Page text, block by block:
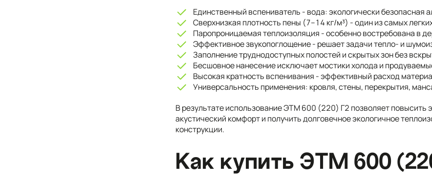
Единственный вспениватель - вода: экологически
Сверхнизкая плотность пены (7–14 кг/м³) - один из самых
Паропроницаемая теплоизоляция - особенно востребована в
Эффективное звукопоглощение - решает задачи тепло- и
Заполнение труднодоступных полостей и скрытых зон без
Бесшовное нанесение исключает мостики холода и
Высокая кратность вспенивания - эффективный расход
Универсальность применения: кровля, стены, перекрытия,
В результате использование ЭТМ 600 (220) Г2 позволяет повысить
акустический комфорт и получить долговечное экологичное
конструкции.
Как купить ЭТМ 600